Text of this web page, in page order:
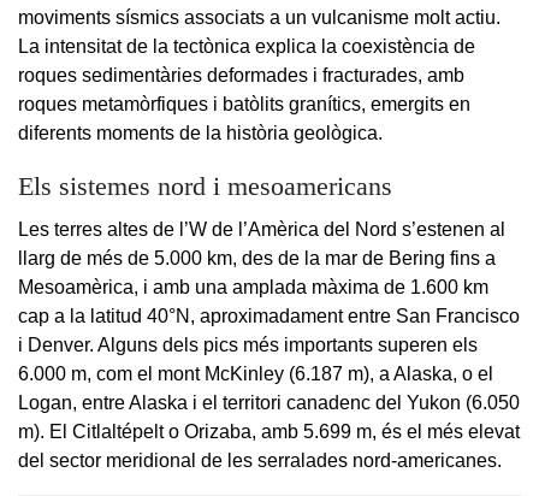
moviments sísmics associats a un vulcanisme molt actiu.
La intensitat de la tectònica explica la coexistència de
roques sedimentàries deformades i fracturades, amb
roques metamòrfiques i batòlits granítics, emergits en
diferents moments de la història geològica.
Els sistemes nord i mesoamericans
Les terres altes de l’W de l’Amèrica del Nord s’estenen al
llarg de més de 5.000 km, des de la mar de Bering fins a
Mesoamèrica, i amb una amplada màxima de 1.600 km
cap a la latitud 40°N, aproximadament entre San Francisco
i Denver. Alguns dels pics més importants superen els
6.000 m, com el mont McKinley (6.187 m), a Alaska, o el
Logan, entre Alaska i el territori canadenc del Yukon (6.050
m). El Citlaltépelt o Orizaba, amb 5.699 m, és el més elevat
del sector meridional de les serralades nord-americanes.